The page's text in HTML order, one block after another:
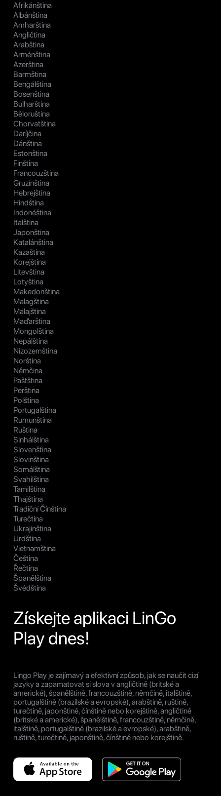
Afrikánština
Albánština
Amharština
Angličtina
Arabština
Arménština
Azerština
Barmština
Bengálština
Bosenština
Bulharština
Běloruština
Chorvatština
Daríjčina
Dánština
Estonština
Finština
Francouzština
Gruzínština
Hebrejština
Hindština
Indonéština
Italština
Japonština
Katalánština
Kazaština
Korejština
Litevština
Lotyština
Makedonština
Malagština
Malajština
Maďarština
Mongolština
Nepálština
Nizozemština
Norština
Němčina
Paštština
Perština
Polština
Portugalština
Rumunština
Ruština
Sinhálština
Slovenština
Slovinština
Somálština
Svahilština
Tamilština
Thajština
Tradiční Čínština
Turečtina
Ukrajinština
Urdština
Vietnamština
Čeština
Řečtina
Španělština
Švédština
Získejte aplikaci LinGo
Play dnes!
Lingo Play je zajímavý a efektivní způsob, jak se naučit cizí
jazyky a zapamatovat si slova v angličtině (britské a
americké), španělštině, francouzštině, němčině, italštině,
portugalštině (brazilské a evropské), arabštině, ruštině,
turečtině, japonštině, čínštině nebo korejštině, angličtině
(britské a americké), španělštině, francouzštině, němčině,
italštině, portugalštině (brazilské a evropské), arabštině,
ruštině, turečtině, japonštině, čínštině nebo korejštině.